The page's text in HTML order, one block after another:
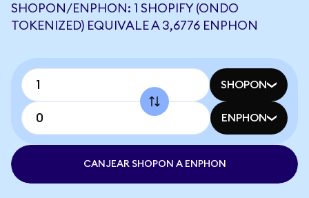
SHOPON/ENPHON: 1 SHOPIFY (ONDO
TOKENIZED) EQUIVALE A 3,6776 ENPHON
SHOPON
ENPHON
CANJEAR SHOPON A ENPHON